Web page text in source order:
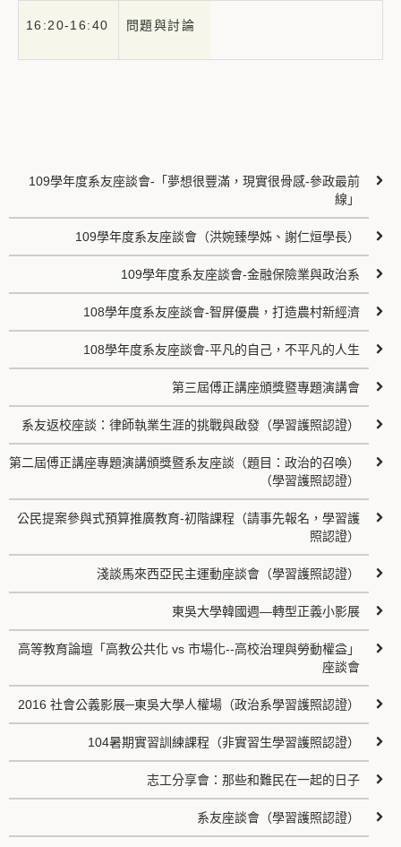
16:20-16:40 問題與討論
109學年度系友座談會-「夢想很豐滿，現實很骨感-參政最前
線」
109學年度系友座談會（洪婉臻學姊、謝仁烜學長）
109學年度系友座談會-金融保險業與政治系
108學年度系友座談會-智屏優農，打造農村新經濟
108學年度系友座談會-平凡的自己，不平凡的人生
第三屆傅正講座頒獎暨專題演講會
系友返校座談：律師執業生涯的挑戰與啟發（學習護照認證）
第二屆傅正講座專題演講頒獎暨系友座談（題目：政治的召喚）
（學習護照認證）
公民提案參與式預算推廣教育-初階課程（請事先報名，學習護
照認證）
淺談馬來西亞民主運動座談會（學習護照認證）
東吳大學韓國週—轉型正義小影展
高等教育論壇「高教公共化 vs 市場化--高校治理與勞動權益」
座談會
2016 社會公義影展─東吳大學人權場（政治系學習護照認證）
104暑期實習訓練課程（非實習生學習護照認證）
志工分享會：那些和難民在一起的日子
系友座談會（學習護照認證）